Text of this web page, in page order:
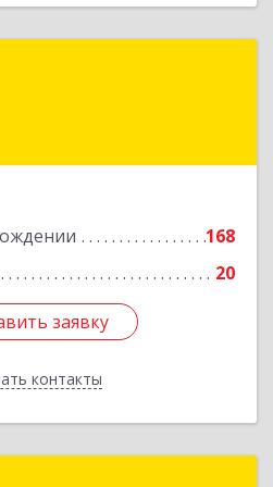
168
20
заявку
контакты
область - Кузбасс,
Подробнее
заявку
Назад